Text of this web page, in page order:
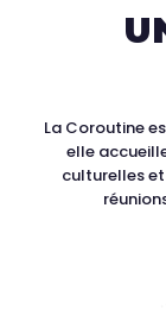
LES
La Coroutine
elle
culturelles